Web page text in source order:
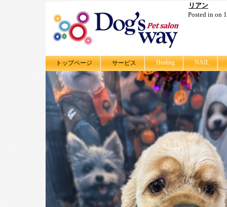
トップページ サービス Healing NAIL
リアン
Posted in on